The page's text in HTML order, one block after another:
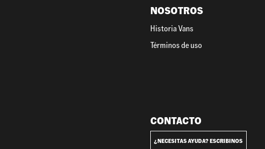
NOSOTROS
Historia Vans
Términos de uso
CONTACTO
¿NECESITAS AYUDA? ESCRIBINOS